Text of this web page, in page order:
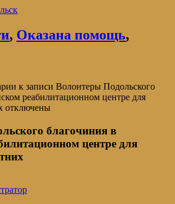
, Оказана помощь,
к записи Волонтеры Подольского
реабилитационном центре для
отключены
благочиния в
центре для